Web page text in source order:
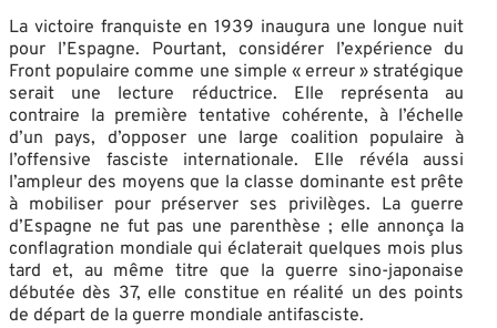
La victoire franquiste en 1939 inaugura une longue nuit
pour l’Espagne. Pourtant, considérer l’expérience du
Front populaire comme une simple « erreur » stratégique
serait une lecture réductrice. Elle représenta au
contraire la première tentative cohérente, à l’échelle
d’un pays, d’opposer une large coalition populaire à
l’offensive fasciste internationale. Elle révéla aussi
l’ampleur des moyens que la classe dominante est prête
à mobiliser pour préserver ses privilèges. La guerre
d’Espagne ne fut pas une parenthèse ; elle annonça la
conflagration mondiale qui éclaterait quelques mois plus
tard et, au même titre que la guerre sino-japonaise
débutée dès 37, elle constitue en réalité un des points
de départ de la guerre mondiale antifasciste.